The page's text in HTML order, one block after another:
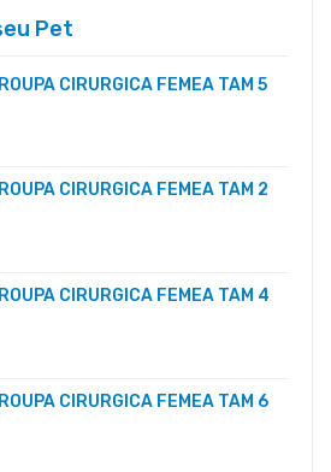
Pet
CIRURGICA FEMEA TAM 5
CIRURGICA FEMEA TAM 2
CIRURGICA FEMEA TAM 4
CIRURGICA FEMEA TAM 6